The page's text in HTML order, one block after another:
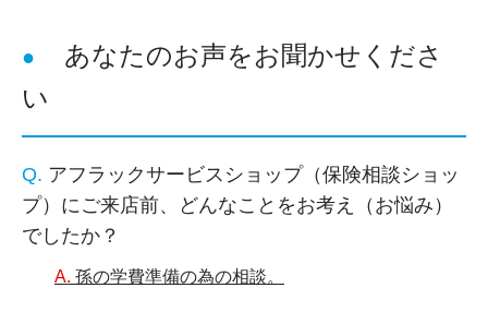
あなたのお声をお聞かせくださ
い
アフラックサービスショップ（保険相談ショッ
プ）にご来店前、どんなことをお考え（お悩み）
でしたか？
孫の学費準備の為の相談。